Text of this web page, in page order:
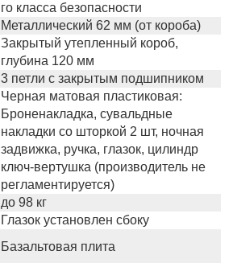
го класса безопасности
Металлический 62 мм (от короба)
Закрытый утепленный короб,
глубина 120 мм
3 петли с закрытым подшипником
Черная матовая пластиковая:
Броненакладка, сувальдные
накладки со шторкой 2 шт, ночная
задвижка, ручка, глазок, цилиндр
ключ-вертушка (производитель не
регламентируется)
до 98 кг
Глазок установлен сбоку
Базальтовая плита